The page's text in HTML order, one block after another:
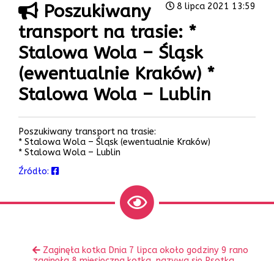
8 lipca 2021 13:59
Poszukiwany
transport na trasie: *
Stalowa Wola – Śląsk
(ewentualnie Kraków) *
Stalowa Wola – Lublin
Poszukiwany transport na trasie:
* Stalowa Wola – Śląsk (ewentualnie Kraków)
* Stalowa Wola – Lublin
Źródło:
inne
Poprzedni
Zaginęła kotka Dnia 7 lipca około godziny 9 rano